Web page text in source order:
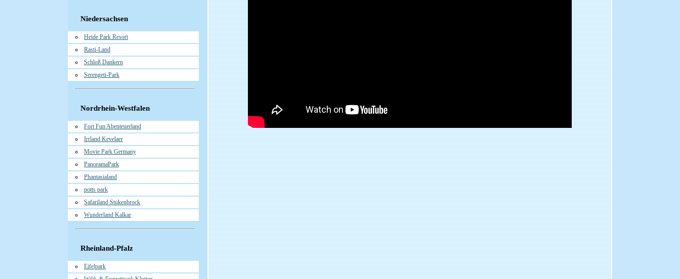
Niedersachsen
Heide Park Resort
Rasti-Land
Schloß Dankern
Serengeti-Park
Nordrhein-Westfalen
Fort Fun Abenteuerland
Irrland Kevelaer
Movie Park Germany
PanoramaPark
Phantasialand
potts park
Safariland Stukenbrock
Wunderland Kalkar
Rheinland-Pfalz
Eifelpark